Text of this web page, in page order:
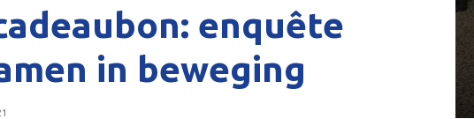
enquête
in beweging